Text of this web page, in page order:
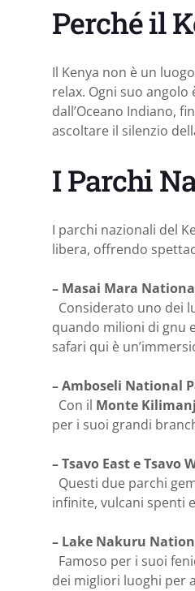
Perché il
Il Kenya non è un
relax. Ogni suo
dall’Oceano Indiano,
ascoltare il silenzio
I Parchi
I parchi nazionali del
libera, offrendo
– Masai Mara
Considerato uno dei
quando milioni di gnu
safari qui è
– Amboseli National
Con il Monte
per i suoi grandi
– Tsavo East e Tsavo
Questi due parchi
infinite, vulcani spenti
– Lake Nakuru
Famoso per i suoi
dei migliori luoghi per